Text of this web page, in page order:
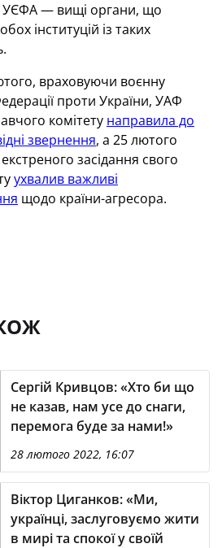
УЄФА — вищі органи, що
інституцій із таких
враховуючи воєнну
проти України, УАФ
комітету направила до
звернення, а 25 лютого
засідання свого
ухвалив важливі
щодо країни-агресора.
Сергій Кривцов: «Хто би що
не казав, нам усе до снаги,
перемога буде за нами!»
28 лютого 2022, 16:07
Віктор Циганков: «Ми,
українці, заслуговуємо жити
в мирі та спокої у своїй